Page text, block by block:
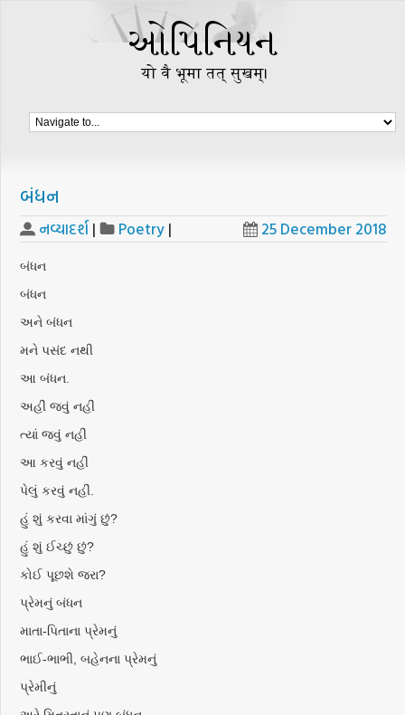
બંધન
નવ્યાદર્શ| Poetry | 25 December 2018
બંધન
બંધન
અને બંધન
મને પસંદ નથી
આ બંધન.
અહીં જવું નહીં
ત્યાં જવું નહીં
આ કરવું નહીં
પેલું કરવું નહીં.
હું શું કરવા માંગું છું?
હું શું ઈચ્છું છું?
કોઈ પૂછશે જરા?
પ્રેમનું બંધન
માતા-પિતાના પ્રેમનું
ભાઈ-ભાભી, બહેનના પ્રેમનું
પ્રેમીનું